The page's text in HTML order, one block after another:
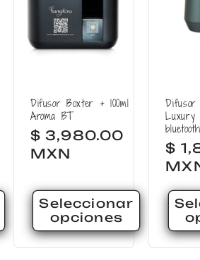
Difusor Boxter + 100ml
Aroma BT
Precio
habitual
$ 3,980.00
MXN
Seleccionar
opciones
Difusor
Luxury
bluetooth
$